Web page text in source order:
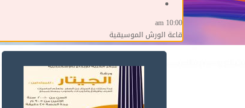
10:00 am
قاعة الورش الموسيقية